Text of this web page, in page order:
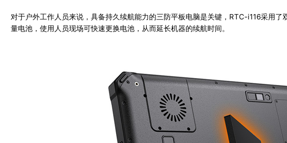
对于户外工作人员来说，具备持久续航能力的三防平板电脑是关键，RTC-i116采用
量电池，使用人员现场可快速更换电池，从而延长机器的续航时间。